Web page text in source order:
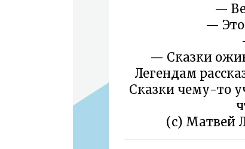
—
— Это
— Сказки
Легендам
Сказки чему-то
(c) Матвей